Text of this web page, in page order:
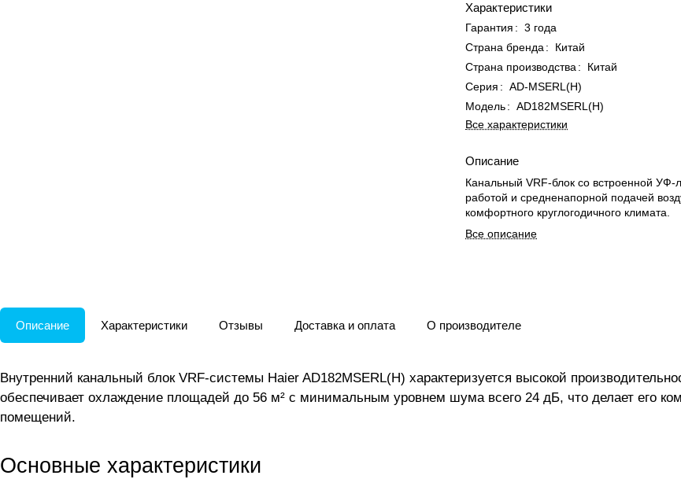
Характеристики
Гарантия : 3 года
Страна бренда :
Китай
Страна производства :
Китай
Серия : AD-MSERL(H)
Модель: AD182MSERL(H)
Все характеристики
Описание
Канальный VRF-блок со встроенной УФ-
работой и средненапорной подачей
комфортного круглогодичного климата.
Все описание
Описание Характеристики Отзывы Доставка и оплата О производителе
Внутренний канальный блок VRF-системы Haier AD182MSERL(H) характеризуется высокой
обеспечивает охлаждение площадей до 56 м² с минимальным уровнем шума всего 24 дБ, что делает его
помещений.
Основные характеристики